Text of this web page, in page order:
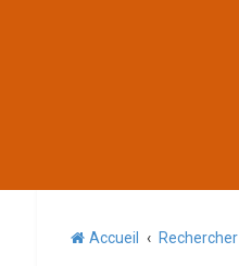
Accueil Rechercher